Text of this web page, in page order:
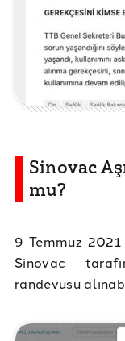
Sinovac
mu?
9 Temmuz
Sinovac
randevusu